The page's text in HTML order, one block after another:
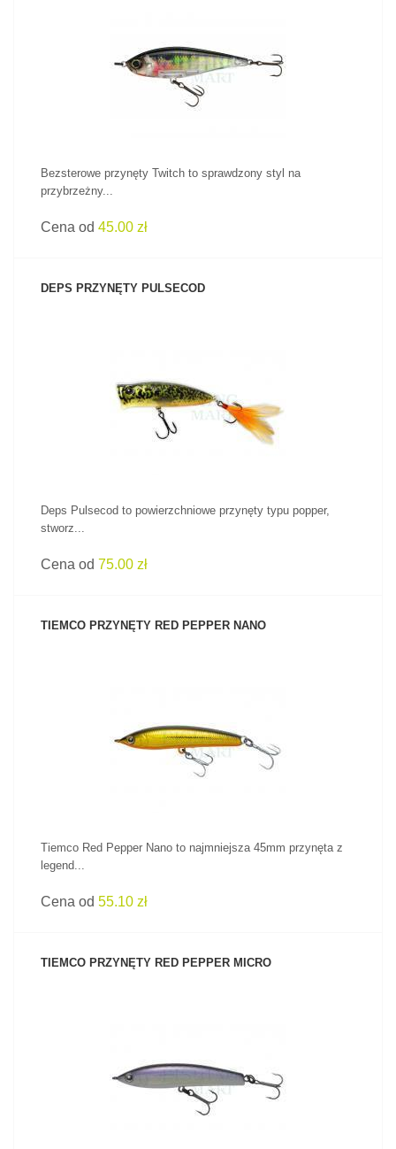
Bezsterowe przynęty Twitch to sprawdzony styl na
przybrzeżny...
Cena od 45.00 zł
DEPS PRZYNĘTY PULSECOD
ZOBACZ PRODUKT
Deps Pulsecod to powierzchniowe przynęty typu popper,
stworz...
Cena od 75.00 zł
TIEMCO PRZYNĘTY RED PEPPER NANO
Tiemco Red Pepper Nano to najmniejsza 45mm przynęta z
legend...
Cena od 55.10 zł
TIEMCO PRZYNĘTY RED PEPPER MICRO